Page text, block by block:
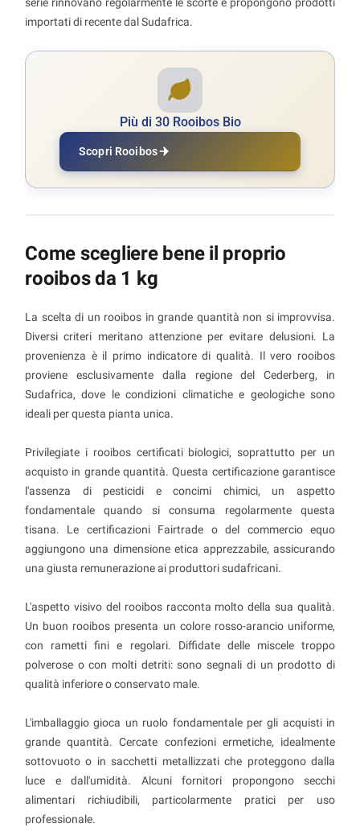
importati di recente dal Sudafrica.
Più di 30 Rooibos Bio
Scopri Rooibos
Come scegliere bene il proprio
rooibos da 1 kg
La scelta di un rooibos in grande quantità non si improvvisa.
Diversi criteri meritano attenzione per evitare delusioni. La
provenienza è il primo indicatore di qualità. Il vero rooibos
proviene esclusivamente dalla regione del Cederberg, in
Sudafrica, dove le condizioni climatiche e geologiche sono
ideali per questa pianta unica.
Privilegiate i rooibos certificati biologici, soprattutto per un
acquisto in grande quantità. Questa certificazione garantisce
l'assenza di pesticidi e concimi chimici, un aspetto
fondamentale quando si consuma regolarmente questa
tisana. Le certificazioni Fairtrade o del commercio equo
aggiungono una dimensione etica apprezzabile, assicurando
una giusta remunerazione ai produttori sudafricani.
L'aspetto visivo del rooibos racconta molto della sua qualità.
Un buon rooibos presenta un colore rosso-arancio uniforme,
con rametti fini e regolari. Diffidate delle miscele troppo
polverose o con molti detriti: sono segnali di un prodotto di
qualità inferiore o conservato male.
L'imballaggio gioca un ruolo fondamentale per gli acquisti in
grande quantità. Cercate confezioni ermetiche, idealmente
sottovuoto o in sacchetti metallizzati che proteggono dalla
luce e dall'umidità. Alcuni fornitori propongono secchi
alimentari richiudibili, particolarmente pratici per uso
professionale.